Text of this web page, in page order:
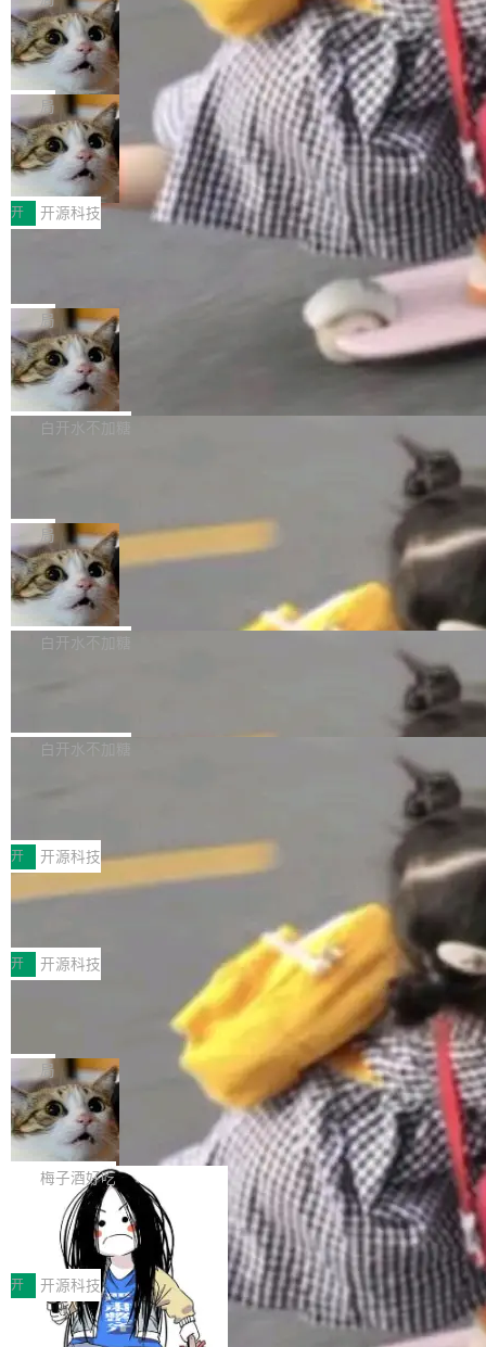
现实 过去两年，CIO们的焦虑清单上多了两项：
一是如何让大模型和智能体应用安全地从PoC走
向生产，二是如何让测试团队跟得上AI应用...
设置，如果用布尔值 + 可空字段来表示——bool
ean 表示是否可切换，nullable 的默认模式、浅
色方案、深色方案——会产生大量无意义的组
合。方案缺了、配置冲突了、全 null 了。要知道
哪些组合有效，作者说，你得靠"文档、校验、或
者部落知识"。 换个写法。Rust 的 enum，两个
变体：Switchable...
个"AI 知识库 + 聊天机器人"——每个大厂都在
做，没什么新鲜的。 但 Kenton Varda 在 Twitte
r 上把事情说清楚了： 今天我们发布了 Cloudfla
re OS，一个带连接器的聊天机器人，跟其他所
有科技公司做的一样。只不过，实际上它不一
样。这是 Sandstorm.io 的重制版，我十年前的
那个创业公司。不同的是，这次它构建在 Cloudf
lare Workers 上——我花了九年时间搭建的平台
——并且深度集成了 AI。这基本上是我十年秘密
Deno 团队开源 Celld，可自托管的分
布式 Durable Objects
Ryan Dahl 领导的 Deno 团队推出了最新开源项
目 Celld，一个能在自己机器上运行 Cloudflare
Workers 和 Durable Objects 的守护进程。 设
计思路很直接：每个对象是一个独立的 SQLite
数据库，按名称寻址，复制到你自己的 S3 兼容
存储库里。节点之间只通过这个存储库协调——
没有控制平面，没有共识协议。每个对象自带一
个小型数据库，应用天然按分片构建，单个数据
库的竞争和爆炸半径问题在设计层面就被消除
了。 闲置的 cell 会休眠到几乎不占资源。当 cel
l 迁移或唤醒时，新宿主从 S3 恢复 SQLite 数据
库继续执行。存储库是持久化的唯一真相...
局
鲁大师7月新机性能/流畅/AI榜：vivo夺
性能、流畅双第一，三星Galaxy Z系列
新折叠缺席
2026年7月的手机市场，由于存储等硬件成本暴
增，手机厂商的日子也不好过啊，新机速度明显
放缓，因此硝烟味淡了许多。新机参数规格除开
高价的三星折叠（三星Galaxy Z Fold8 Ultra / Z
Fold8 / Z Flip8）外，其余要么是中低端机器，
例如iQOO Z11i、REDMI Note 17、REDMI No
te 17 Pro、OPPO K15，要么是vivo X300 E这
样的次旗舰。 Galaxy Z Fold8 Ultra / Z Fold8 /
Z Flip8三款折叠屏新机均在7月22日发布，且全
部搭载骁龙8 Elite Gen5 for Galaxy，它们本该
开 开源科技
Zed 编辑器团队发布了新项目——DeltaDB，一
个在 git commit 之间记录每一次编辑操作的版
本控制系统。目前处于 Early Access 阶段。 De
ltaDB 的核心思路直接写在 landing page 最显
眼的位置：「Software is made between com
mits」——软件是在 commit 之间写出来的。git
是把这段空隙补上。 回退到任何一次编辑：Delt
aDB 捕获 commit 之间的每一次操作，...
局
SpaceXAI 单季资本开支达 183 亿美元
根据风险投资人Tomer Tunguz 博客（VC 分
析）披露的最新分析与第二季度业绩报告，Spac
微软同期总资本开支的四成。 与亚马逊、Alpha
bet、微软以及 Meta 等传统科技巨头相比，Spa
ceXAI的资金消耗速度尤为引人瞩目。然而，支
撑庞大支出的资金来源却呈现出截然不同的面
貌。数据显示，微软和 Meta 主要依托充沛的经
白开水不加糖
一个在终端里运行的编程 agent；Muse Spark
1.2，驱动这个 agent 的新模型。一句话概括：
你可以用 curl -fsSL https://dev.meta.ai/install.
sh | bash 安装一个能在大项目里自动规划、写
代码、验证结果的 AI 终端工具。 据介绍，Muse
个主 agent 循环，外加一组后台 agent。这些后
局
美团开源 LoHoSearch，用知识图谱校
准 AI 能力认知
机器出题的前提，是让机器拥有全局视野。整个
构建流程可以分为四个环节：建图 → 控制难度
白开水不加糖
库，并将作为transport接入Mooncake TENT。
MPComm将作为一种传输引擎接入Mooncake T
ENT，实现零拷贝传输性能提升30%、非零拷贝
传输性能最高提升5倍。UCL-MPComm底层基
于自研UCL-Engine通信引擎，后续腾讯网平将
持续开源更多基于UCL-Engine的高性能通信组
件。 腾讯网平团队在UCL-MPComm中实现了一
个独立于业务线程的全局通信引擎（Engine），
白开水不加糖
型案例入选名单》，深信服“面向企业研发场景的
开源 AI 编程平台 CoStrict 应用”凭借卓越的技术
创新与落地成效成功入选。 全链路私有化部署，
助力企业AI研发安全落地 当前，越来越多企业已
经开始引入 AI Coding 工具，通过调用公有云模
型或企业内部部署模型提升研发效率。但随着 AI
Coding 从个人辅助工具逐步走向团队级、组织
级应用，企业在规模化落地过程中，对安全性、
可控性和代码质量提出了更高要求。 首先是数据
安全与合规要求。对于大多数普通研发场景，公
有云模型能够满足快速试用和效率提升的需求。
但对于金融、能源、医疗等对数据安全要求较...
开 开源科技
深信服AI算力网关入选工信部人工智能
前不久，工业和信息化部正式发布《2025年人工
智能应用典型案例名单》，集中展示人工智能在
各领域的应用成果，覆盖技术底座、行业赋能、
产品应用、支撑保障、专题等五大方向。深信服
AI算力网关（AI创新平台）成功入选！ 随着各行
各业的Agent走向规模化建设，算力构成形态逐
渐丰富，用户关注的重点也在发生变化：不只是
让AI用起来，还要进一步看清混合算力时代下，
Token花在哪里、算力是否被充分利用，以及持
续增长的AI成本该如何优化。 深信服AI算力网关
正是围绕这些实际问题，从Token治理和成本治
理两个方面，让用户的每一份算力都看得清、管
得住、用得稳、省得下、更安全！ 一、从现在开
始，Token使用一目...
开 开源科技
Jeff Dean 离开 Google：一个时代的结
束，一个实验室的开始
Google 员工编号 20。MapReduce 作者之一。
Bigtable 作者之一。TensorFlow 的作者之一。
Gemini 的架构师。Google 首席科学家。 Jeff D
ean 在 Google 工作了 27 年后，宣布离职。 他
不是一个人走。一同离开的还有 Sanjay Ghema
wat（Google 员工编号 23，Jeff Dean 二十多
年的编程搭档，MapReduce 和 Bigtable 的共同
作者）、Quoc Le（Google 大脑核心成员，Se
q2Seq 和 DocAI 的共同发明人）以及 Oriol Vin
yals（Gemini 联合负责人，AlphaSta...
局
🔥 SolonCode v2026.8.4 发布：界面
字体可调、22 种语言、记忆搜索增强
打开终端就能上岗的全中文编码智能体，这一轮
把「看得清、用母语、记得住」三件事一次补
齐。 SolonCode 是什么 SolonCode 是杭州无
耳科技研发的企业级终端编码智能体——一位全
中文驱动的数字员工，自主理解需求、规划步
骤、编写代码。不挑模型、不挑平台，curl 一行
装完即用。 开源地址：Gitee · GitCode · GitHu
b 安装 支持 Java 8+（8~26）、macOS / Linu
梅子酒好吃
让“代码语义理解”深度释放AI Coding
价值潜能：华为云码道（CodeArts）
代码仓技术解析
一、代码仓深度理解技术的作用与价值 在软件工
程实践中，代码仓是企业核心知识资产的主要载
体。企业级代码仓库通常包含数十万乃至数百万
个文件，其规模远超单次模型调用可承载的上下
开 开源科技
一条“删库”命令跑 17 小时，算法工程